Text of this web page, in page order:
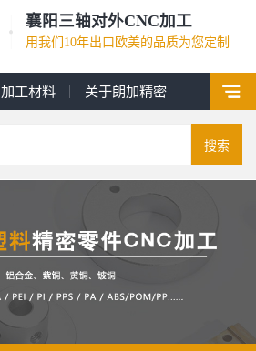
襄阳三轴对外CNC加工
用我们10年出口欧美的品质为您定制
加工材料 关于朗加精密
搜索